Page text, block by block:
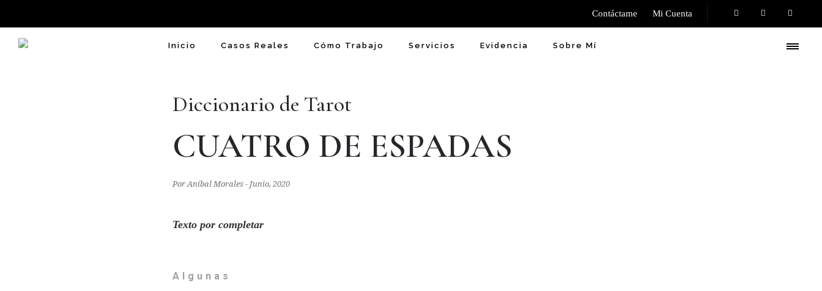
Contáctame Mi Cuenta
Inicio Casos Reales Cómo Trabajo Servicios Evidencia Sobre Mí
Diccionario de Tarot
CUATRO DE ESPADAS
Por Aníbal Morales - Junio, 2020
Texto por completar
Algunas